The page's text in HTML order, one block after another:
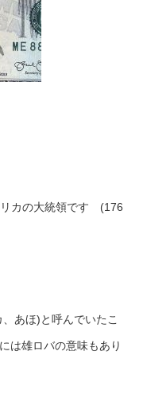
リカの大統領です (176
あほ)と呼んでいたこ
は雄ロバの意味もあり